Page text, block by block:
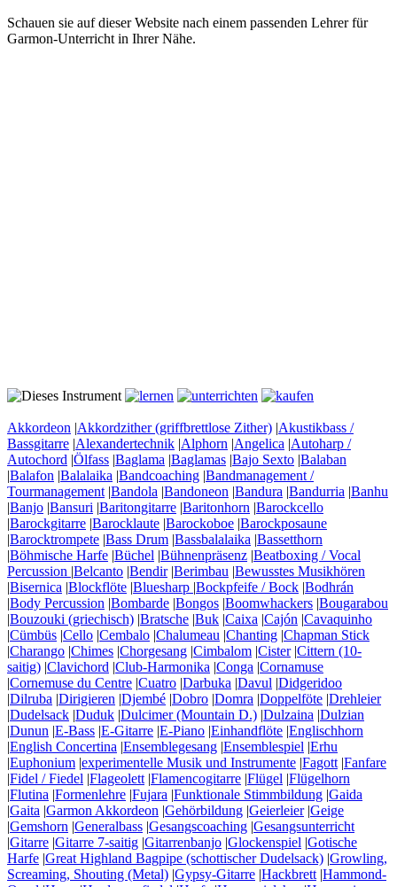
Schauen sie auf dieser Website nach einem passenden Lehrer für
Garmon-Unterricht in Ihrer Nähe.
Akkordeon |Akkordzither (griffbrettlose Zither) |Akustikbass /
Bassgitarre |Alexandertechnik |Alphorn |Angelica |Autoharp /
Autochord |Ölfass |Baglama |Baglamas |Bajo Sexto |Balaban
|Balafon |Balalaika |Bandcoaching |Bandmanagement /
Tourmanagement|Bandola |Bandoneon |Bandura |Bandurria |Banhu
|Banjo |Bansuri |Baritongitarre |Baritonhorn |Barockcello
|Barockgitarre |Barocklaute |Barockoboe |Barockposaune
|Barocktrompete |Bass Drum |Bassbalalaika |Bassetthorn
|Böhmische Harfe |Büchel |Bühnenpräsenz |Beatboxing / Vocal
Percussion |Belcanto |Bendir|Berimbau |Bewusstes Musikhören
|Bisernica |Blockflöte |Bluesharp |Bockpfeife / Bock |Bodhrán
|Body Percussion |Bombarde |Bongos |Boomwhackers |Bougarabou
|Bouzouki (griechisch) |Bratsche |Buk |Caixa |Cajón |Cavaquinho
|Cümbüs |Cello |Cembalo |Chalumeau |Chanting |Chapman Stick
|Charango |Chimes |Chorgesang |Cimbalom |Cister|Cittern (10-
saitig) |Clavichord |Club-Harmonika |Conga |Cornamuse
|Cornemuse du Centre |Cuatro |Darbuka |Davul |Didgeridoo
|Dilruba |Dirigieren |Djembé |Dobro |Domra |Doppelföte |Drehleier
|Dudelsack |Duduk |Dulcimer (Mountain D.) |Dulzaina |Dulzian
|Dunun |E-Bass |E-Gitarre |E-Piano |Einhandflöte |Englischhorn
|English Concertina |Ensemblegesang |Ensemblespiel |Erhu
|Euphonium |experimentelle Musik und Instrumente |Fagott|Fanfare
|Fidel / Fiedel |Flageolett|Flamencogitarre |Flügel |Flügelhorn
|Flutina |Formenlehre |Fujara |Funktionale Stimmbildung |Gaida
|Gaita |Garmon Akkordeon |Gehörbildung |Geierleier|Geige
|Gemshorn |Generalbass |Gesangscoaching |Gesangsunterricht
|Gitarre |Gitarre 7-saitig |Gitarrenbanjo |Glockenspiel |Gotische
Harfe |Great Highland Bagpipe (schottischer Dudelsack) |Growling,
Screaming, Shouting (Metal) |Gypsy-Gitarre |Hackbrett|Hammond-